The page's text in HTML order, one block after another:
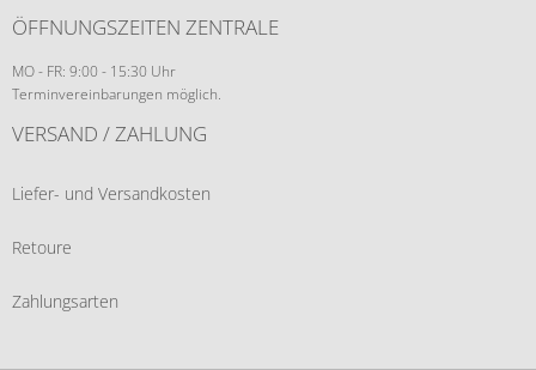
ÖFFNUNGSZEITEN ZENTRALE
MO - FR: 9:00 - 15:30 Uhr
Terminvereinbarungen möglich.
VERSAND / ZAHLUNG
Liefer- und Versandkosten
Retoure
Zahlungsarten